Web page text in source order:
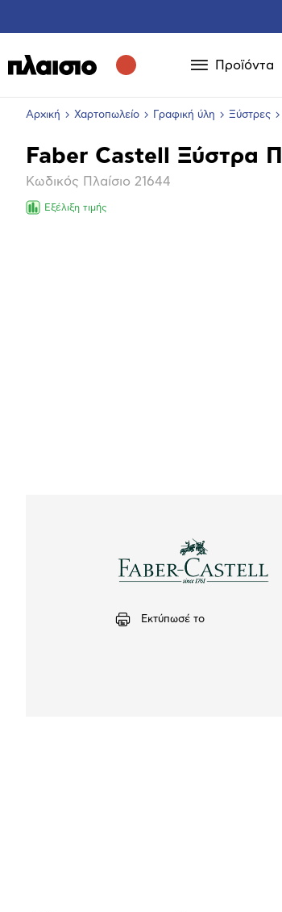
Προϊόντα
Αρχική Χαρτοπωλείο Γραφική ύλη Ξύστρες
Βασικά
χαρακτηριστικά
Faber Castell Ξύστρα
Κωδικός Πλαίσιο 21644
Εξέλιξη τιμής
Εκτύπωσέ το